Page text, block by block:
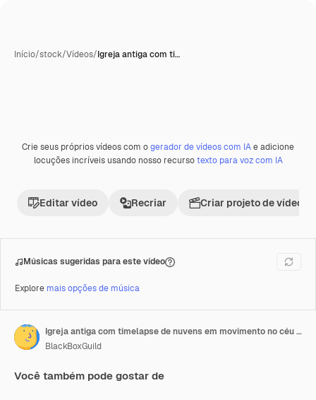
Início/stock/Vídeos/Igreja antiga com ti…
Premium
Crie seus próprios vídeos com ogerador de vídeos com IAe adicione
locuções incríveis usando nosso recursotexto para voz com IA
Editar vídeo Recriar Criar projeto de vídeo
Músicas sugeridas para este vídeo
Explore mais opções de música
Igreja antiga com timelapse de nuvens em movimento no céu no Brasil.
BlackBoxGuild
Você também pode gostar de